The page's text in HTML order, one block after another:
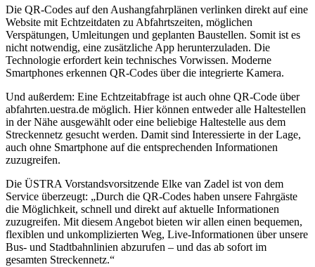
Die QR-Codes auf den Aushangfahrplänen verlinken direkt auf eine
Website mit Echtzeitdaten zu Abfahrtszeiten, möglichen
Verspätungen, Umleitungen und geplanten Baustellen. Somit ist es
nicht notwendig, eine zusätzliche App herunterzuladen. Die
Technologie erfordert kein technisches Vorwissen. Moderne
Smartphones erkennen QR-Codes über die integrierte Kamera.
Und außerdem: Eine Echtzeitabfrage ist auch ohne QR-Code über
abfahrten.uestra.de möglich. Hier können entweder alle Haltestellen
in der Nähe ausgewählt oder eine beliebige Haltestelle aus dem
Streckennetz gesucht werden. Damit sind Interessierte in der Lage,
auch ohne Smartphone auf die entsprechenden Informationen
zuzugreifen.
Die ÜSTRA Vorstandsvorsitzende Elke van Zadel ist von dem
Service überzeugt: „Durch die QR-Codes haben unsere Fahrgäste
die Möglichkeit, schnell und direkt auf aktuelle Informationen
zuzugreifen. Mit diesem Angebot bieten wir allen einen bequemen,
flexiblen und unkomplizierten Weg, Live-Informationen über unsere
Bus- und Stadtbahnlinien abzurufen – und das ab sofort im
gesamten Streckennetz.“